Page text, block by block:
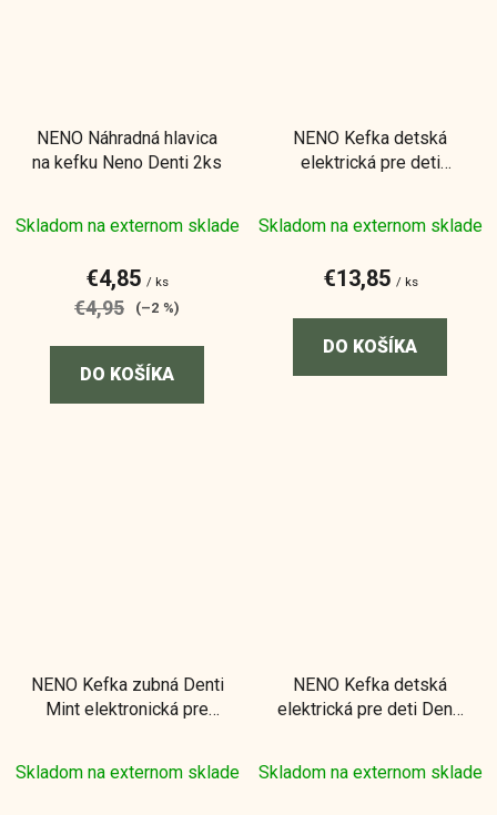
NENO Náhradná hlavica
na kefku Neno Denti 2ks
Skladom na externom sklade
€4,85 / ks
€4,95 (–2 %)
DO KOŠÍKA
NENO Kefka detská
elektrická pre deti
Skladom na externom sklade
€13,85 / ks
DO KOŠÍKA
NENO Kefka zubná Denti
Mint elektronická pre
nadstavcami, zelená
Skladom na externom sklade
NENO Kefka detská
elektrická pre deti Denti
Skladom na externom sklade